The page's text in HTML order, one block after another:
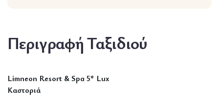
Περιγραφή Ταξιδιού
Limneon Resort & Spa 5* Lux
Καστοριά